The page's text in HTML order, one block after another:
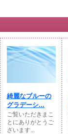
綺麗なブルーの
グラデーシ...
ご覧いただきまこ
とにありがとうご
ざいます...